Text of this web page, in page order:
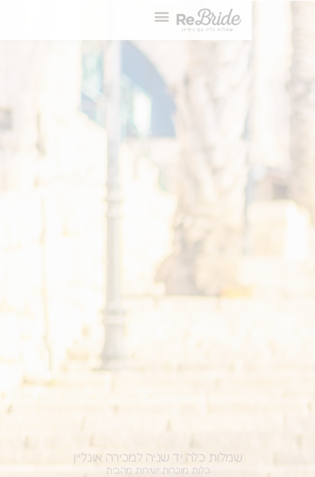
שמלות כלה יד שניה למכירה אונליין
כלות מוכרות ישירות מהבית